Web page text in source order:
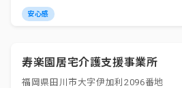
安心感
寿楽園居宅介護支援事業所
福岡県田川市大字伊加利2096番地